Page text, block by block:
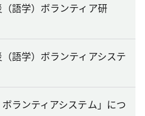
語学）ボランティア研
語学）ボランティアシステ
ボランティアシステム」につ